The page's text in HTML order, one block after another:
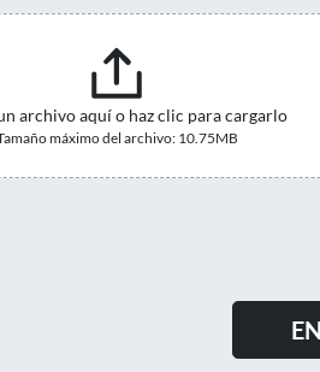
archivo aquí o haz clic para cargarlo
máximo del archivo: 10.75MB